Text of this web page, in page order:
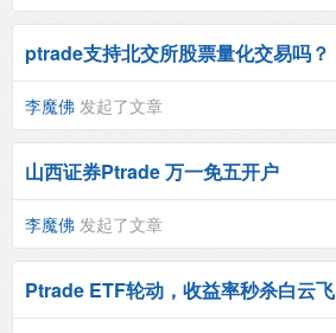
ptrade支持北交所股票量化交易吗？
李魔佛 发起了文章
山西证券Ptrade 万一免五开户
李魔佛 发起了文章
Ptrade ETF轮动，收益率秒杀白云飞